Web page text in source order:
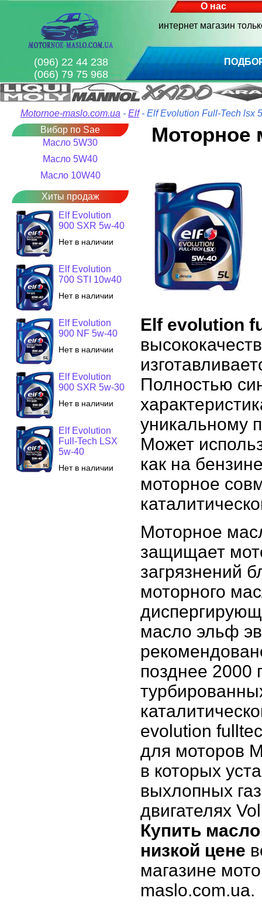
О нас
интернет магазин
(096) 22 44 238
(066) 79 75 968
Motornoe-maslo.com.ua - Elf- Elf Evolution Full-Tech lsx
Вибор по Sae
Масло 5W30
Масло 5W40
Масло 10W40
Хиты продаж
Elf Evolution
900 SXR 5w-40
Нет в наличии
Elf Evolution
700 STI 10w40
Нет в наличии
Elf Evolution
900 NF 5w-40
Нет в наличии
Elf Evolution
900 SXR 5w-30
Нет в наличии
Elf Evolution
Full-Tech LSX
5w-40
Нет в наличии
Моторное
Elf evolution
Полностью
уникальному
Может
как на
моторное
Моторное
защищает
загрязнений
моторного
масло эльф
позднее 2000
evolution
для моторов
в которых
выхлопных
двигателях
Купить
низкой цене
магазине
maslo.com.ua.